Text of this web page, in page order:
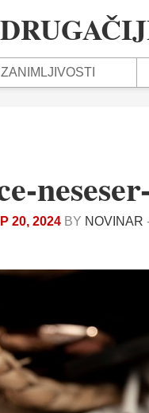
ZANIMLJIVOSTI
20, 2024 BY NOVINAR